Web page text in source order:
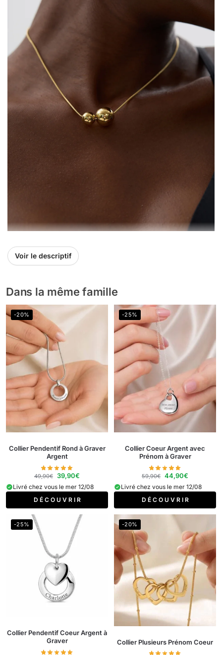
Voir le descriptif
Dans la même famille
-20%
Collier Pendentif Rond à Graver
Argent
49,90€ 39,90€
Livré chez vous le mer 12/08
D É C O U V R I R
-25%
Collier Coeur Argent avec
Prénom à Graver​
59,90€ 44,90€
Livré chez vous le mer 12/08
D É C O U V R I R
-25%
Collier Pendentif Coeur Argent à
Graver
-20%
Collier Plusieurs Prénom Coeur